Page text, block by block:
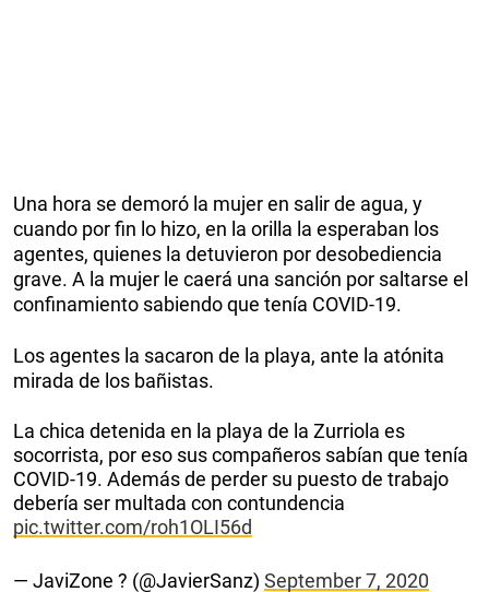
Una hora se demoró la mujer en salir de agua, y
cuando por fin lo hizo, en la orilla la esperaban los
agentes, quienes la detuvieron por desobediencia
grave. A la mujer le caerá una sanción por saltarse el
confinamiento sabiendo que tenía COVID-19.
Los agentes la sacaron de la playa, ante la atónita
mirada de los bañistas.
La chica detenida en la playa de la Zurriola es
socorrista, por eso sus compañeros sabían que tenía
COVID-19. Además de perder su puesto de trabajo
debería ser multada con contundencia
pic.twitter.com/roh1OLI56d
— JaviZone ? (@JavierSanz) September 7, 2020